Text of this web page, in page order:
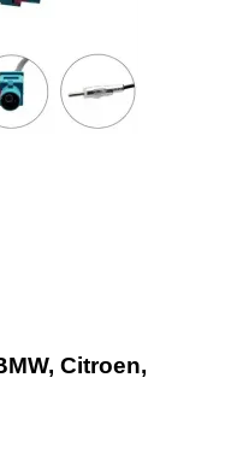
Citroen,